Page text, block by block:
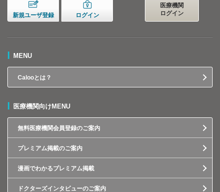
新規ユーザ登録 ログイン
医療機関
ログイン
MENU
Calooとは？
医療機関向けMENU
無料医療機関会員登録のご案内
プレミアム掲載のご案内
漫画でわかるプレミアム掲載
ドクターズインタビューのご案内